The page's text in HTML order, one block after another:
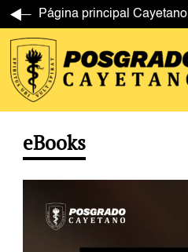
Página principal Cayetano
eBooks